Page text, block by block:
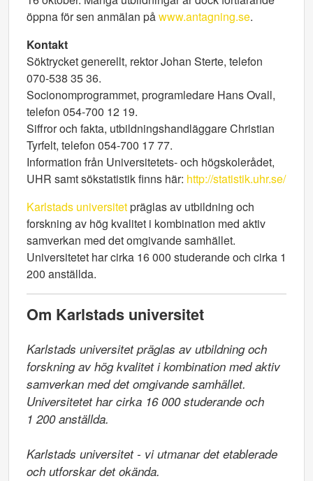
öppna för sen anmälan påwww.antagning.se.
Kontakt
Söktrycket generellt, rektor Johan Sterte, telefon
070-538 35 36.
Socionomprogrammet, programledare Hans Ovall,
telefon 054-700 12 19.
Siffror och fakta, utbildningshandläggare Christian
Tyrfelt, telefon 054-700 17 77.
Information från Universitetets- och högskolerådet,
UHR samt sökstatistik finns här: http://statistik.uhr.se/
Karlstads universitetpräglas av utbildning och
forskning av hög kvalitet i kombination med aktiv
samverkan med det omgivande samhället.
Universitetet har cirka 16 000 studerande och cirka 1
200 anställda.
Om Karlstads universitet
Karlstads universitet präglas av utbildning och
forskning av hög kvalitet i kombination med aktiv
samverkan med det omgivande samhället.
Universitetet har cirka 16 000 studerande och
1 200 anställda.
Karlstads universitet - vi utmanar det etablerade
och utforskar det okända.